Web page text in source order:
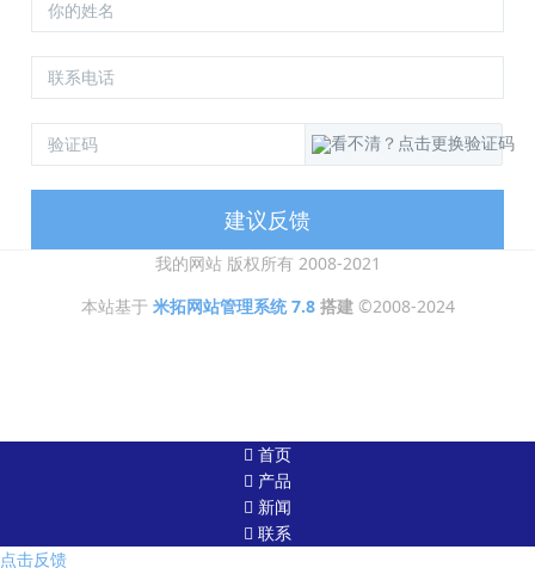
建议反馈
我的网站 版权所有 2008-2021
本站基于 米拓网站管理系统 7.8 搭建©2008-2024
首页
产品
新闻
联系
点击反馈